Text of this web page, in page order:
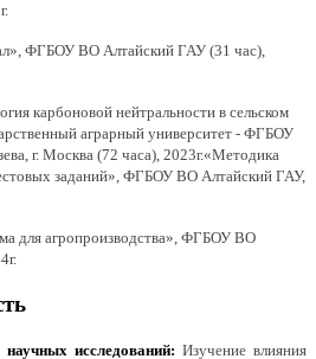
ФГБОУ ВО Алтайский ГАУ (31 час),
карбоновой нейтральности в сельском
аграрный университет - ФГБОУ
г. Москва (72 часа), 2023г.«Методика
заданий», ФГБОУ ВО Алтайский ГАУ,
для агропроизводства», ФГБОУ ВО
исследований: Изучение влияния